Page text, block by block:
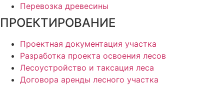
Перевозка древесины
ПРОЕКТИРОВАНИЕ
Проектная документация участка
Разработка проекта освоения лесов
Лесоустройство и таксация леса
Договора аренды лесного участка